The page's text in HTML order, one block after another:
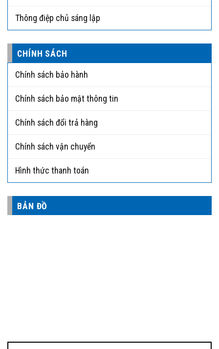
Thông điệp chủ sáng lập
CHÍNH SÁCH
Chính sách bảo hành
Chính sách bảo mật thông tin
Chính sách đổi trả hàng
Chính sách vận chuyển
Hình thức thanh toán
BẢN ĐỒ